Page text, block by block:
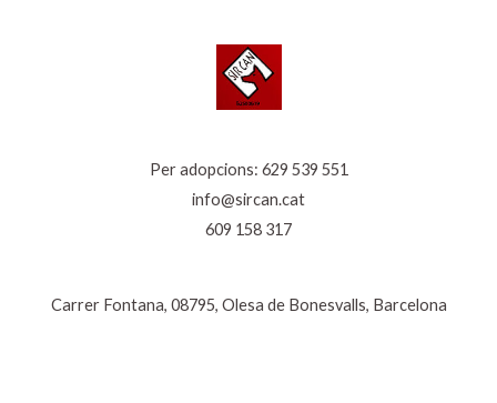
Per adopcions: 629 539 551
info@sircan.cat
609 158 317
Carrer Fontana, 08795, Olesa de Bonesvalls, Barcelona